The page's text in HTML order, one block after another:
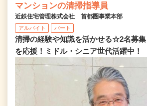
マンションの清掃指導員
近鉄住宅管理株式会社 首都圏事業本部
アルバイト パート
清掃の経験や知識を活かせる☆2名募集
を応援！ミドル・シニア世代活躍中！